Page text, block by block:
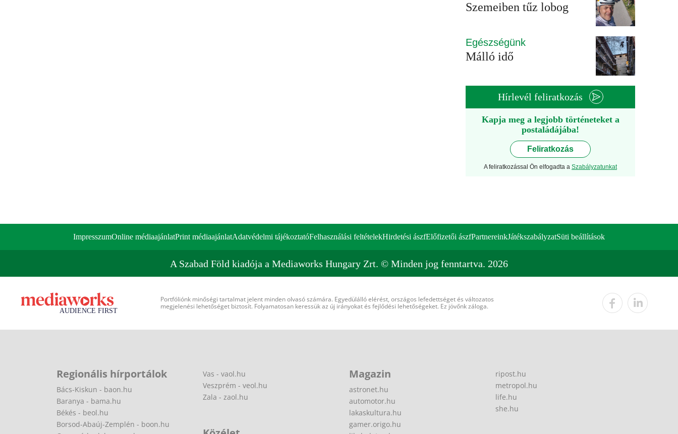
Szemeiben tűz lobog
Egészségünk
Málló idő
Hírlevél feliratkozás
Kapja meg a legjobb történeteket a
postaládájába!
Feliratkozás
A feliratkozással Ön elfogadta a Szabályzatunkat
ImpresszumOnline médiaajánlatPrint médiaajánlatAdatvédelmi tájékoztatóFelhasználási feltételekHirdetési ászfElőfizetői ászfPartnereinkJátékszabályzatSüti beállítások
A Szabad Föld kiadója a Mediaworks Hungary Zrt. © Minden jog fenntartva. 2026
Portfóliónk minőségi tartalmat jelent minden olvasó számára. Egyedülálló elérést, országos lefedettséget és változatos
megjelenési lehetőséget biztosít. Folyamatosan keressük az új irányokat és fejlődési lehetőségeket. Ez jövőnk záloga.
Regionális hírportálok
Bács-Kiskun - baon.hu
Baranya - bama.hu
Békés - beol.hu
Borsod-Abaúj-Zemplén - boon.hu
Vas - vaol.hu
Veszprém - veol.hu
Zala - zaol.hu
Magazin
astronet.hu
automotor.hu
lakaskultura.hu
gamer.origo.hu
ripost.hu
metropol.hu
life.hu
she.hu